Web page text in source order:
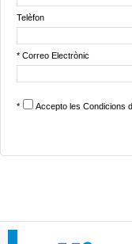
Telèfon
* Correo Electrònic
* Accepto les Condicions